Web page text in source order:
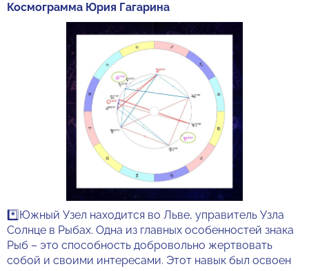
Космограмма Юрия Гагарина
*️⃣Южный Узел находится во Льве, управитель Узла
Солнце в Рыбах. Одна из главных особенностей знака
Рыб – это способность добровольно жертвовать
собой и своими интересами. Этот навык был освоен